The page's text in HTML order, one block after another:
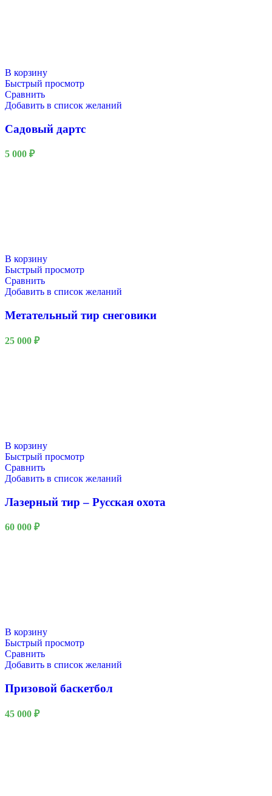
В корзину
Быстрый просмотр
Сравнить
Добавить в список желаний
Садовый дартс
5 000 ₽
В корзину
Быстрый просмотр
Сравнить
Добавить в список желаний
Метательный тир снеговики
25 000 ₽
В корзину
Быстрый просмотр
Сравнить
Добавить в список желаний
Лазерный тир – Русская охота
60 000 ₽
В корзину
Быстрый просмотр
Сравнить
Добавить в список желаний
Призовой баскетбол
45 000 ₽